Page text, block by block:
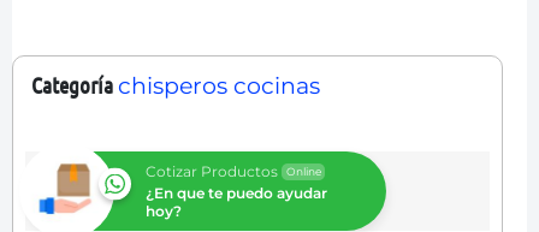
Categoría chisperos cocinas
Cotizar Productos Online
¿En que te puedo ayudar
hoy?